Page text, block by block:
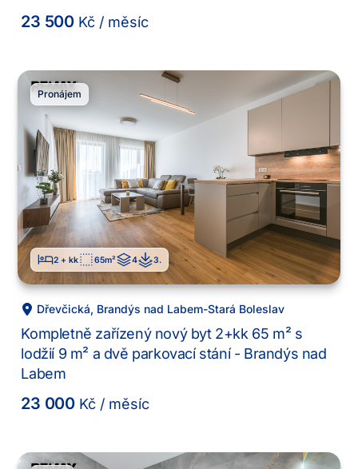
23 500Kč/ měsíc
Pronájem
2 + kk 65m² 4 3.
Dřevčická, Brandýs nad Labem-Stará Boleslav
Kompletně zařízený nový byt 2+kk 65 m² s
lodžií 9 m² a dvě parkovací stání - Brandýs nad
Labem
23 000Kč/ měsíc